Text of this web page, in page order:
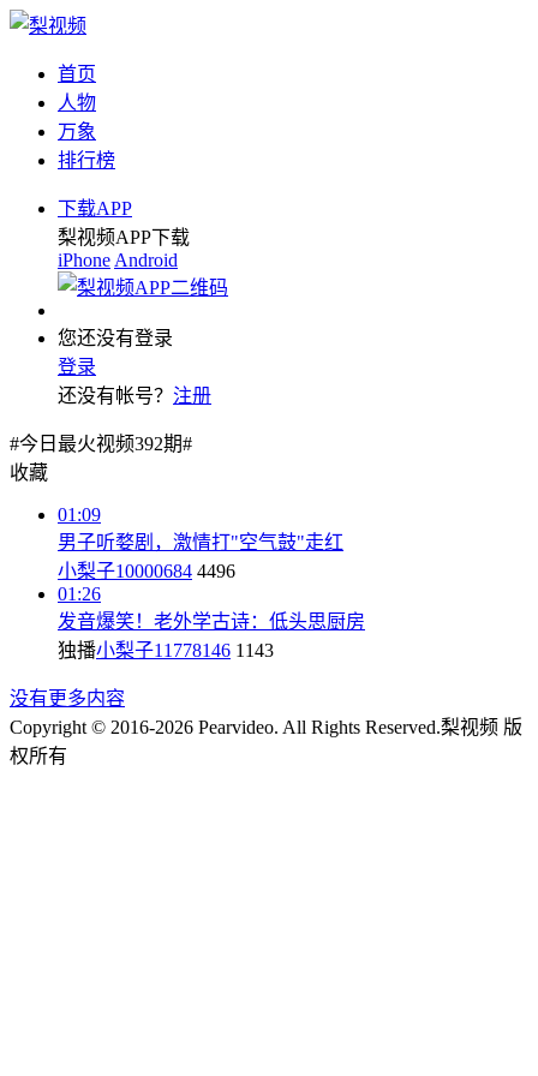
首页
人物
万象
排行榜
下载APP
梨视频APP下载
iPhone Android
您还没有登录
登录
还没有帐号？ 注册
#今日最火视频392期#
收藏
01:09
男子听婺剧，激情打"空气鼓"走红
小梨子10000684 4496
01:26
发音爆笑！老外学古诗：低头思厨房
独播小梨子11778146 1143
没有更多内容
Copyright © 2016-2026 Pearvideo. All Rights Reserved.梨视频 版
权所有